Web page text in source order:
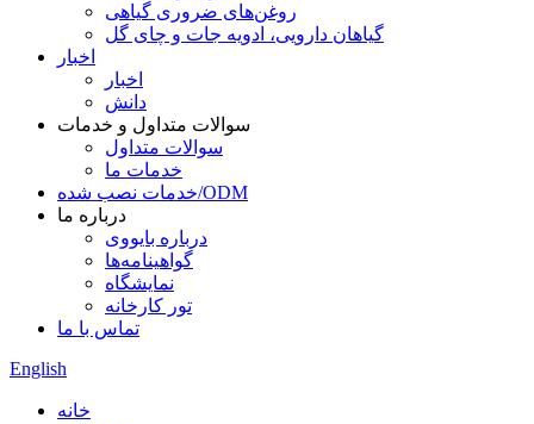
روغن‌های ضروری گیاهی
گیاهان دارویی، ادویه جات و چای گل
اخبار
اخبار
دانش
سوالات متداول و خدمات
سوالات متداول
خدمات ما
خدمات نصب شده/ODM
درباره ما
درباره بایووی
گواهینامه‌ها
نمایشگاه
تور کارخانه
تماس با ما
English
خانه